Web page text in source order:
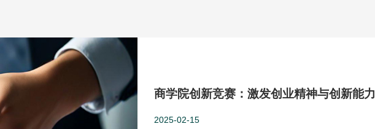
商学院创新竞赛：激发创业精神与创新能力
2025-02-15